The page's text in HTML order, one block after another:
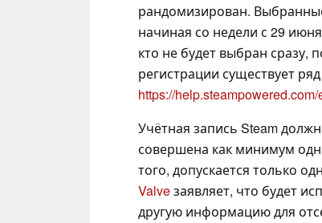
рандомизирован.
начиная со недели с 29
кто не будет выбран сразу,
регистрации существует
https://
Учётная запись Steam
совершена как минимум
того, допускается только
Valveзаявляет, что будет
другую информацию для